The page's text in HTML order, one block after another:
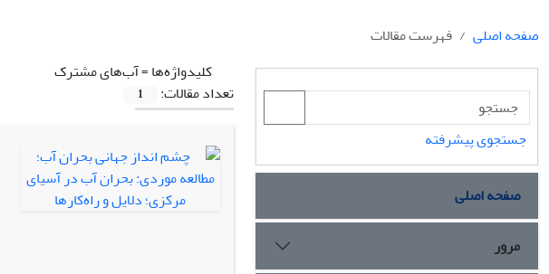
صفحه اصلی
فهرست مقالات
کلیدواژه‌ها =آب‌های مشترک
تعداد مقالات:
1
جستجوی پیشرفته
صفحه اصلی
مرور